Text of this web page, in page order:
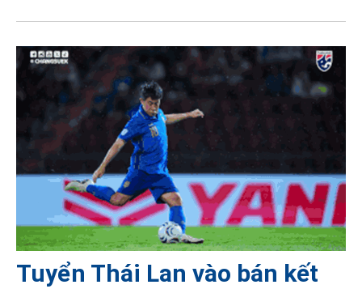
Tuyển Thái Lan vào bán kết